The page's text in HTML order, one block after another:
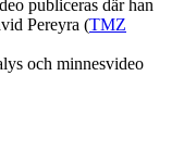
publiceras där han
Pereyra (TMZ
och minnesvideo